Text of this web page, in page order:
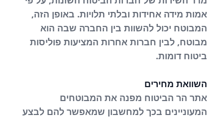
אמות מידה אחידות ובלתי תלויות. באופן הזה,
המבוטח יכול להשוות בין החברה שבה הוא
מבוטח, לבין חברות אחרות המציעות פוליסות
ביטוח דומות.
השוואת מחירים
אתר הר הביטוח מפנה את המבוטחים
המעוניינים בכך למחשבון שמאפשר להם לבצע